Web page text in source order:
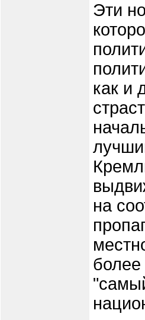
Эти
как и
на